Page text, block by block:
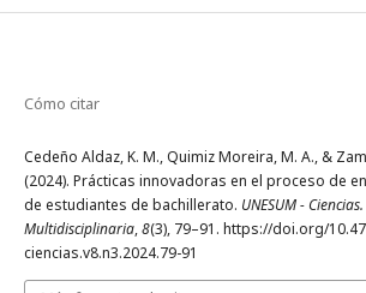
Cómo citar
Cedeño Aldaz, K. M., Quimiz Moreira, M. A., &
(2024). Prácticas innovadoras en el proceso de
de estudiantes de bachillerato. UNESUM -
Multidisciplinaria,8(3), 79–91. https://doi.org/
ciencias.v8.n3.2024.79-91